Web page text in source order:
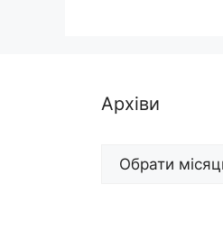
Архіви
Архіви